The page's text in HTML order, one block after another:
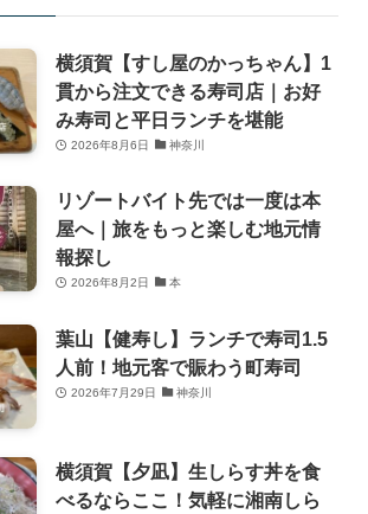
横須賀【すし屋のかっちゃん】1
貫から注文できる寿司店｜お好
み寿司と平日ランチを堪能
2026年8月6日 神奈川
リゾートバイト先では一度は本
屋へ｜旅をもっと楽しむ地元情
報探し
2026年8月2日 本
葉山【健寿し】ランチで寿司1.5
人前！地元客で賑わう町寿司
2026年7月29日 神奈川
横須賀【夕凪】生しらす丼を食
べるならここ！気軽に湘南しら